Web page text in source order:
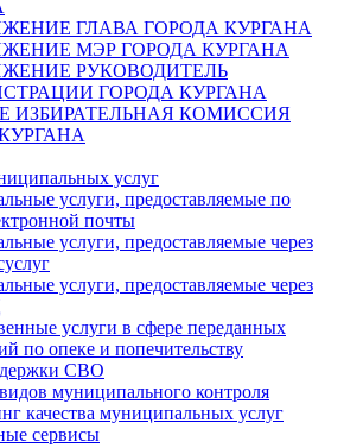
ГЛАВА ГОРОДА КУРГАНА
МЭР ГОРОДА КУРГАНА
РУКОВОДИТЕЛЬ
ГОРОДА КУРГАНА
ИЗБИРАТЕЛЬНАЯ КОМИССИЯ
услуг
услуги, предоставляемые по
почты
услуги, предоставляемые через
услуги, предоставляемые через
услуги в сфере переданных
по опеке и попечительству
СВО
муниципального контроля
качества муниципальных услуг
сервисы